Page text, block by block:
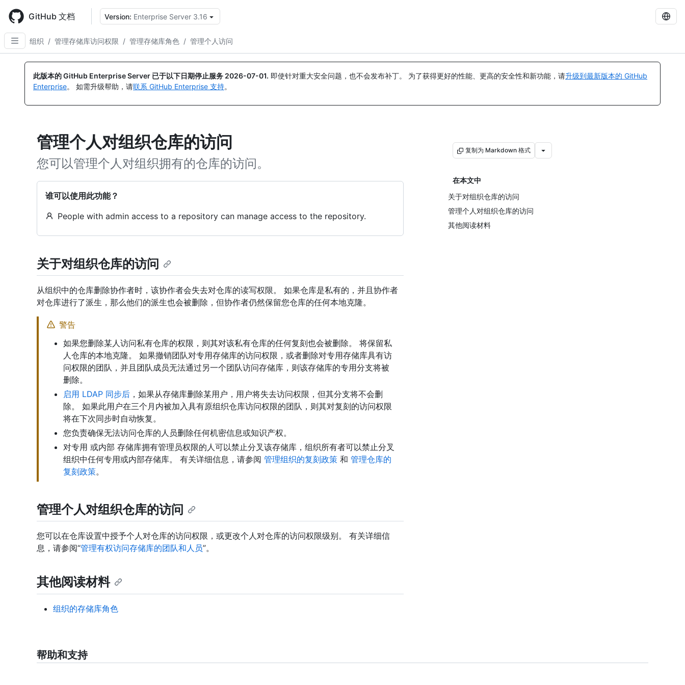
main
content
GitHub 文档 Version: Enterprise Server 3.16
组织 / 管理存储库访问权限 / 管理存储库角色 / 管理个人访问
此版本的 GitHub Enterprise Server 已于以下日期停止服务 2026-07-01. 即使针对重大安全问题，也不会发布补丁。 为了获得更好的性能、更高的安全性和新功能，请升级到最新版本的 GitHub
Enterprise。 如需升级帮助，请联系 GitHub Enterprise 支持。
管理个人对组织仓库的访问
您可以管理个人对组织拥有的仓库的访问。
谁可以使用此功能？
People with admin access to a repository can manage access to the repository.
复制为 Markdown 格式
在本文中
关于对组织仓库的访问
管理个人对组织仓库的访问
其他阅读材料
关于对组织仓库的访问
从组织中的仓库删除协作者时，该协作者会失去对仓库的读写权限。 如果仓库是私有的，并且协作者
对仓库进行了派生，那么他们的派生也会被删除，但协作者仍然保留您仓库的任何本地克隆。
警告
如果您删除某人访问私有仓库的权限，则其对该私有仓库的任何复刻也会被删除。 将保留私
人仓库的本地克隆。 如果撤销团队对专用存储库的访问权限，或者删除对专用存储库具有访
问权限的团队，并且团队成员无法通过另一个团队访问存储库，则该存储库的专用分支将被
删除。
启用 LDAP 同步后 ，如果从存储库删除某用户，用户将失去访问权限，但其分支将不会删
除。 如果此用户在三个月内被加入具有原组织仓库访问权限的团队，则其对复刻的访问权限
将在下次同步时自动恢复。
您负责确保无法访问仓库的人员删除任何机密信息或知识产权。
对专用 或内部 存储库拥有管理员权限的人可以禁止分叉该存储库，组织所有者可以禁止分叉
组织中任何专用或内部存储库。 有关详细信息，请参阅 管理组织的复刻政策 和 管理仓库的
复刻政策。
管理个人对组织仓库的访问
您可以在仓库设置中授予个人对仓库的访问权限，或更改个人对仓库的访问权限级别。 有关详细信
息，请参阅“管理有权访问存储库的团队和人员”。
其他阅读材料
组织的存储库角色
帮助和支持